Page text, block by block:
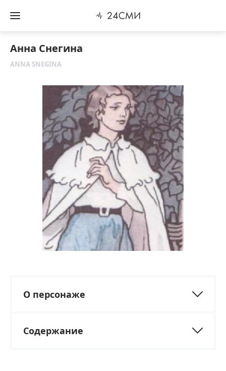
Анна Снегина
ANNA SNEGINA
О персонаже
Содержание